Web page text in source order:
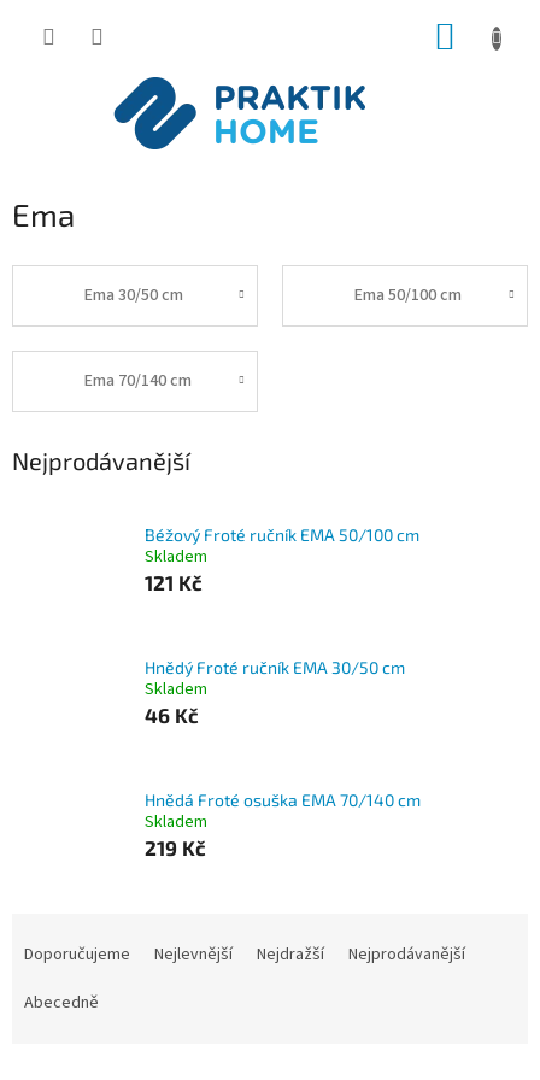
Ema
Ema 30/50 cm Ema 50/100 cm
Ema 70/140 cm
Nejprodávanější
Béžový Froté ručník EMA 50/100 cm
Skladem
121 Kč
Hnědý Froté ručník EMA 30/50 cm
Skladem
46 Kč
Hnědá Froté osuška EMA 70/140 cm
Skladem
219 Kč
Doporučujeme Nejlevnější Nejdražší
Nejprodávanější
Abecedně